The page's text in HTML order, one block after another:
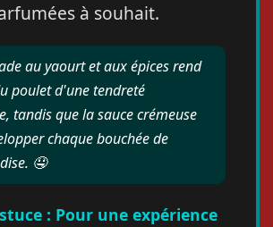
à souhait.
au yaourt et aux épices rend
poulet d'une tendreté
tandis que la sauce crémeuse
chaque bouchée de
🤤
: Pour une expérience